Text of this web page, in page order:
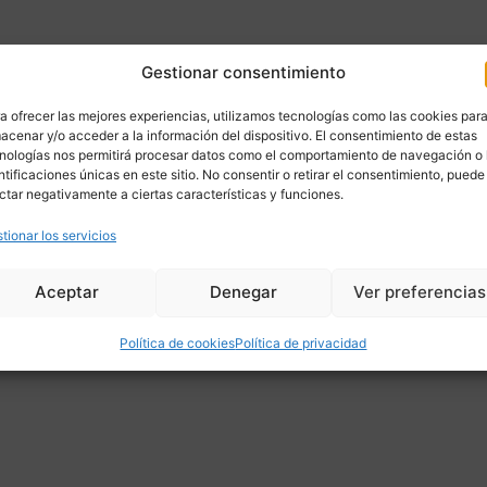
Gestionar consentimiento
ofrecer las mejores experiencias, utilizamos tecnologías como las cookies para
y/o acceder a la información del dispositivo. El consentimiento de estas
nos permitirá procesar datos como el comportamiento de navegación o
únicas en este sitio. No consentir o retirar el consentimiento, puede
negativamente a ciertas características y funciones.
los servicios
Aceptar Denegar Ver preferencias
Política de cookiesPolítica de privacidad